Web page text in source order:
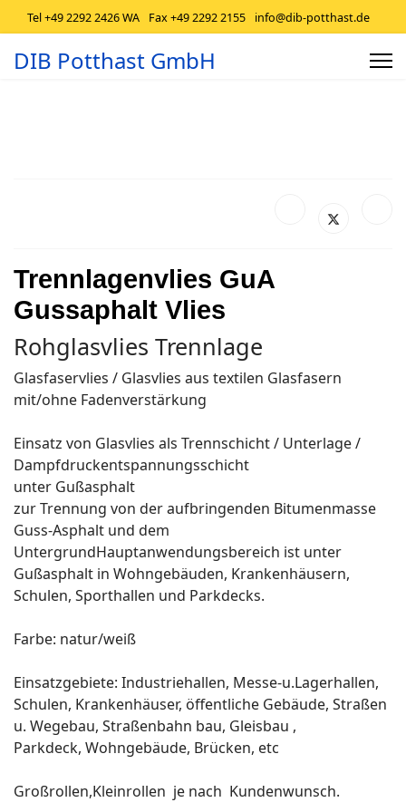
Tel +49 2292 2426 WA Fax +49 2292 2155 info@dib-potthast.de
DIB Potthast GmbH
Trennlagenvlies GuA
Gussaphalt Vlies
Rohglasvlies Trennlage
Glasfaservlies / Glasvlies aus textilen Glasfasern
mit/ohne Fadenverstärkung
Einsatz von Glasvlies als Trennschicht / Unterlage /
Dampfdruckentspannungsschicht
unter Gußasphalt
zur Trennung von der aufbringenden Bitumenmasse
Guss-Asphalt und dem
UntergrundHauptanwendungsbereich ist unter
Gußasphalt in Wohngebäuden, Krankenhäusern,
Schulen, Sporthallen und Parkdecks.
Farbe: natur/weiß
Einsatzgebiete: Industriehallen, Messe-u.Lagerhallen,
Schulen, Krankenhäuser, öffentliche Gebäude, Straßen
u. Wegebau, Straßenbahn bau, Gleisbau ,
Parkdeck, Wohngebäude, Brücken, etc
Großrollen,Kleinrollen je nach Kundenwunsch.